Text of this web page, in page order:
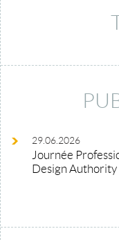
29.06.2026
Journée
Design Authority